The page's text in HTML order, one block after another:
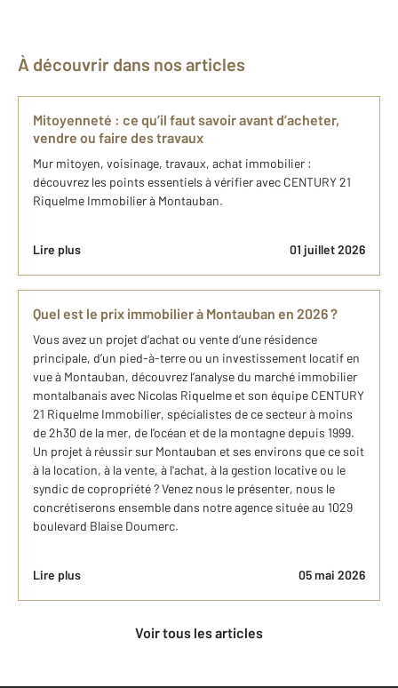
À découvrir dans nos articles
Mitoyenneté : ce qu’il faut savoir avant d’acheter,
vendre ou faire des travaux
Mur mitoyen, voisinage, travaux, achat immobilier :
découvrez les points essentiels à vérifier avec CENTURY 21
Riquelme Immobilier à Montauban.
Lire plus 01 juillet 2026
Quel est le prix immobilier à Montauban en 2026 ?
Vous avez un projet d’achat ou vente d’une résidence
principale, d’un pied-à-terre ou un investissement locatif en
vue à Montauban, découvrez l’analyse du marché immobilier
montalbanais avec Nicolas Riquelme et son équipe CENTURY
21 Riquelme Immobilier, spécialistes de ce secteur à moins
de 2h30 de la mer, de l'océan et de la montagne depuis 1999.
Un projet à réussir sur Montauban et ses environs que ce soit
à la location, à la vente, à l'achat, à la gestion locative ou le
syndic de copropriété ? Venez nous le présenter, nous le
concrétiserons ensemble dans notre agence située au 1029
boulevard Blaise Doumerc.
Lire plus 05 mai 2026
Voir tous les articles